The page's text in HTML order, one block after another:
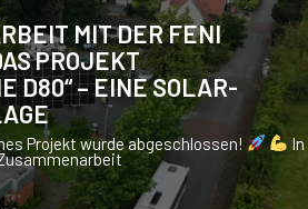
MIT DER FENI
PROJEKT
D80“ – EINE SOLAR-
Projekt wurde abgeschlossen!
In